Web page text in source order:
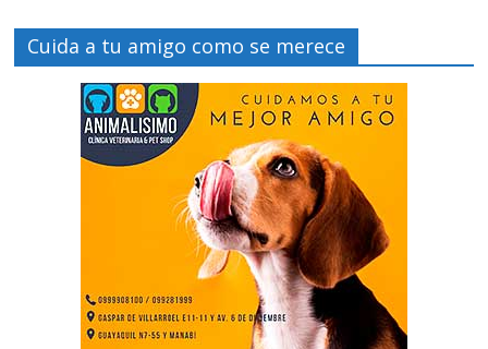
Cuida a tu amigo como se merece